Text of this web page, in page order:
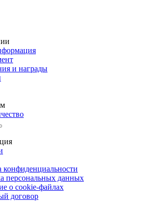
и награды
конфиденциальности
персональных данных
о cookie-файлах
договор